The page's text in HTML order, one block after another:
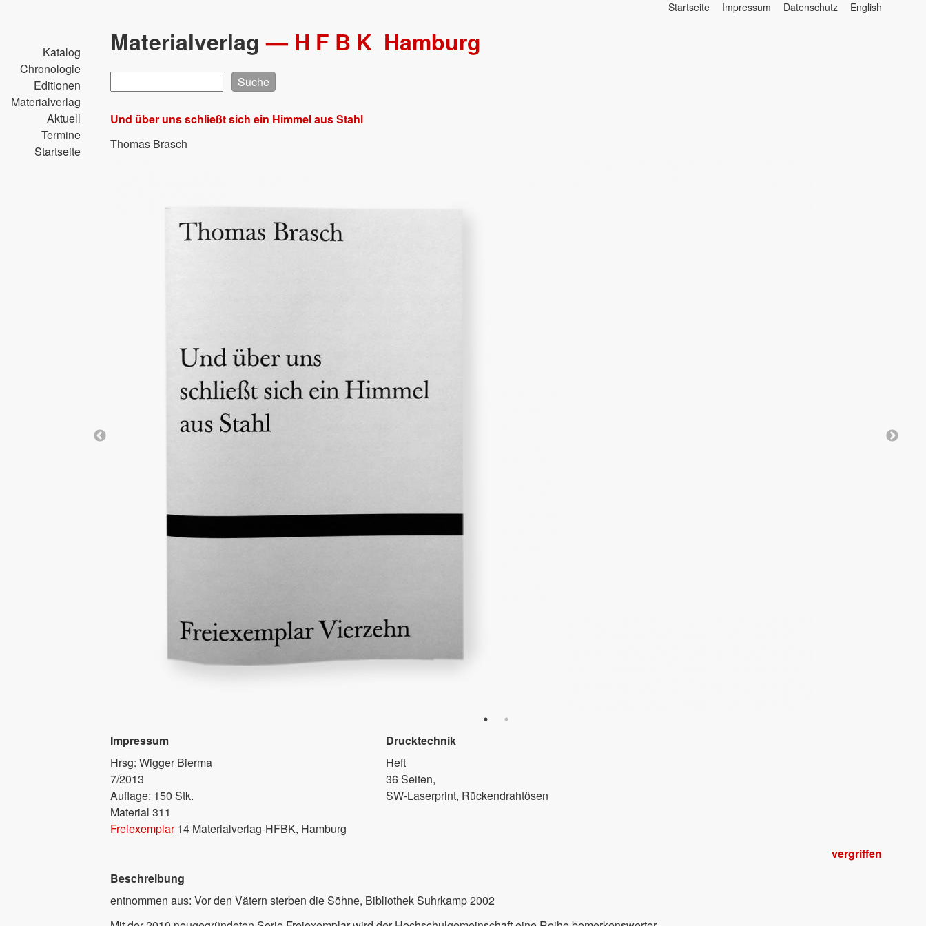
Menü
Katalog
Chronologie
Editionen
Materialverlag
Aktuell
Termine
Startseite
Startseite Impressum Datenschutz English
Materialverlag— HFBK Hamburg
Und über uns schließt sich ein Himmel aus Stahl
Thomas Brasch
Impressum
Hrsg: Wigger Bierma
7/2013
Auflage: 150 Stk.
Material 311
Freiexemplar14 Materialverlag-HFBK, Hamburg
Drucktechnik
Heft
36 Seiten,
SW-Laserprint, Rückendrahtösen
vergriffen
Beschreibung
entnommen aus: Vor den Vätern sterben die Söhne, Bibliothek Suhrkamp 2002